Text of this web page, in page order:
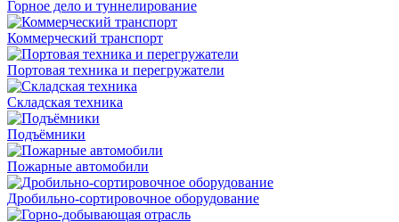
Горное дело и туннелирование
Коммерческий транспорт
Портовая техника и перегружатели
Складская техника
Подъёмники
Пожарные автомобили
Дробильно-сортировочное оборудование